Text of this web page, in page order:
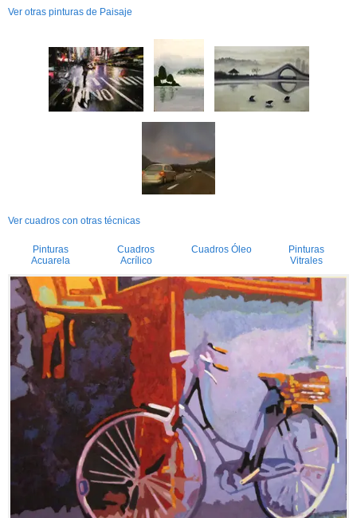
Ver otras pinturas de Paisaje
Ver cuadros con otras técnicas
Pinturas
Acuarela
Cuadros
Acrílico
Cuadros Óleo
Pinturas
Vitrales